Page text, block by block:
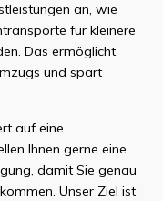
an, wie
für kleinere
Das ermöglicht
und spart
auf eine
Ihnen gerne eine
damit Sie genau
Unser Ziel ist